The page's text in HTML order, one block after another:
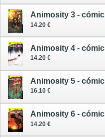
Animosity 3 - cómic
14.20 €
Animosity 4 - cómic
14.20 €
Animosity 5 - cómic
16.10 €
Animosity 6 - cómic
14.20 €